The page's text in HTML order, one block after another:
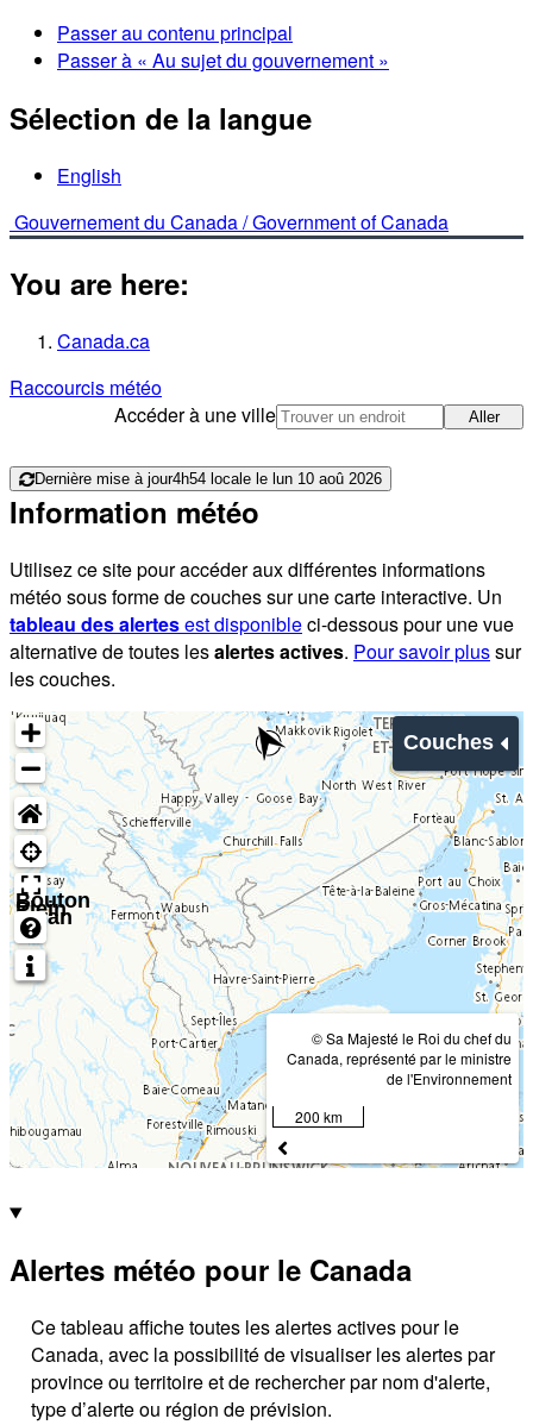
Passer au contenu principal
Passer à « Au sujet du gouvernement »
Sélection de la langue
English
Gouvernement du Canada /Government of Canada
You are here:
Canada.ca
Raccourcis météo
Accéder à une ville
Aller
Dernière mise à jour4h54 locale le lun 10 aoû 2026
Information météo
Utilisez ce site pour accéder aux différentes informations
météo sous forme de couches sur une carte interactive. Un
tableau des alertesest disponibleci-dessous pour une vue
alternative de toutes lesalertes actives. Pour savoir plussur
les couches.
Couches
Bouton
Plein
écran
© Sa Majesté le Roi du chef du
Canada, représenté par le ministre
de l'Environnement
200 km
Alertes météo pour le Canada
Ce tableau affiche toutes les alertes actives pour le
Canada, avec la possibilité de visualiser les alertes par
province ou territoire et de rechercher par nom d'alerte,
type d’alerte ou région de prévision.